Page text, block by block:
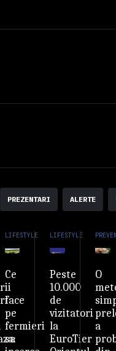
PREZENTARI ALERTE
LIFESTYLE
Ce
ii
face
pe
fermieri
sa
LIFESTYLE
Peste
10.000
de
vizitatori
la
EuroTier
O
a